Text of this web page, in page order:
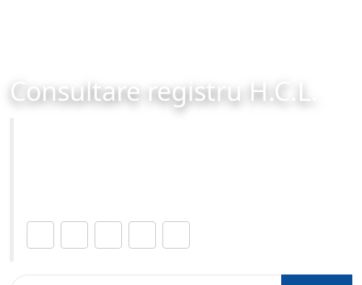
Consultare registru H.C.L.